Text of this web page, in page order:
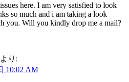
here. I am very satisfied to look
so much and i am taking a look
you. Will you kindly drop me a mail?
より:
10:02 AM